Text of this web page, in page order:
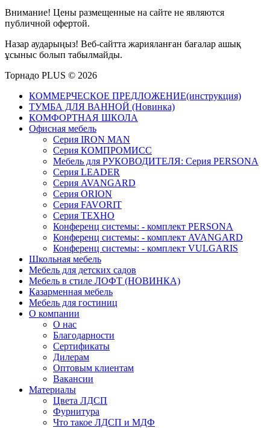
Внимание! Цены размещенные на сайте не являются
публичной офертой.
Назар аударыңыз! Веб-сайтта жарияланған бағалар ашық
ұсыныс болып табылмайды.
Торнадо PLUS © 2026
КОММЕРЧЕСКОЕ ПРЕДЛОЖЕНИЕ(инструкция)
ТУМБА ДЛЯ ВАННОЙ (Новинка)
КОМФОРТНАЯ ШКОЛА
Офисная мебель
Серия IRON MAN
Серия КОМПРОМИСС
Мебель для РУКОВОДИТЕЛЯ: Серия PERSONA
Серия LEADER
Серия AVANGARD
Серия ORION
Серия FAVORIT
Серия ТЕХНО
Конференц системы: - комплект PERSONA
Конференц системы: - комплект AVANGARD
Конференц системы: - комплект VULGARIS
Школьная мебель
Мебель для детских садов
Мебель в стиле ЛОФТ (НОВИНКА)
Казарменная мебель
Мебель для гостиниц
О компании
О нас
Благодарности
Сертификаты
Дилерам
Оптовым клиентам
Вакансии
Материалы
Цвета ЛДСП
Фурнитура
Что такое ЛДСП и МДФ